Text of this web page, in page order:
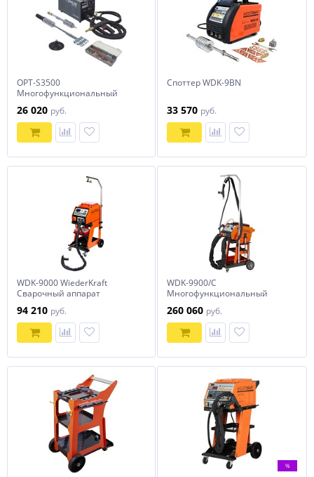
OPT-S3500
Многофункциональный
сварки, 220В, сварочный ток
3500А OPTIMUS
26 020 руб.
Споттер WDK-9BN
33 570 руб.
WDK-9000 WiederKraft
Сварочный аппарат
94 210 руб.
WDK-9900/C
Многофункциональный
односторонней и
двусторонней точечной
сварки Wiederkraft
260 060 руб.
%